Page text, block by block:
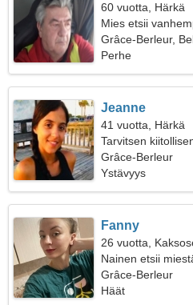
60 vuotta, Härkä
Mies etsii
Grâce-Berleur,
Perhe
Jeanne
41 vuotta, Härkä
Tarvitsen
Grâce-Berleur
Ystävyys
Fanny
26 vuotta,
Nainen etsii
Grâce-Berleur
Häät